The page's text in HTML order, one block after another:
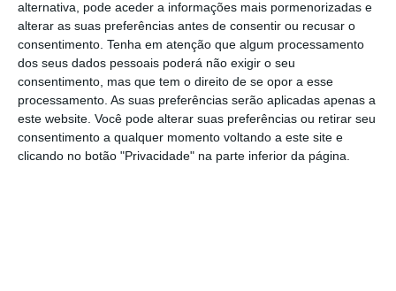
alternativa, pode aceder a informações mais pormenorizadas e
alterar as suas preferências antes de consentir ou recusar o
consentimento. Tenha em atenção que algum processamento
dos seus dados pessoais poderá não exigir o seu
consentimento, mas que tem o direito de se opor a esse
processamento. As suas preferências serão aplicadas apenas a
este website. Você pode alterar suas preferências ou retirar seu
consentimento a qualquer momento voltando a este site e
clicando no botão "Privacidade" na parte inferior da página.